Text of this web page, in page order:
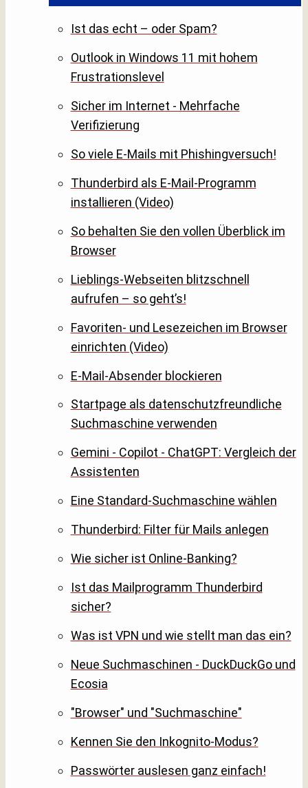
Ist das echt – oder Spam?
Outlook in Windows 11 mit hohem
Frustrationslevel
Sicher im Internet - Mehrfache
Verifizierung
So viele E-Mails mit Phishingversuch!
Thunderbird als E-Mail-Programm
installieren (Video)
So behalten Sie den vollen Überblick im
Browser
Lieblings-Webseiten blitzschnell
aufrufen – so geht’s!
Favoriten- und Lesezeichen im Browser
einrichten (Video)
E-Mail-Absender blockieren
Startpage als datenschutzfreundliche
Suchmaschine verwenden
Gemini - Copilot - ChatGPT: Vergleich der
Assistenten
Eine Standard-Suchmaschine wählen
Thunderbird: Filter für Mails anlegen
Wie sicher ist Online-Banking?
Ist das Mailprogramm Thunderbird
sicher?
Was ist VPN und wie stellt man das ein?
Neue Suchmaschinen - DuckDuckGo und
Ecosia
"Browser" und "Suchmaschine"
Kennen Sie den Inkognito-Modus?
Passwörter auslesen ganz einfach!